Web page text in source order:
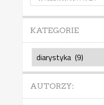
KATEGORIE
Kategorie
AUTORZY: